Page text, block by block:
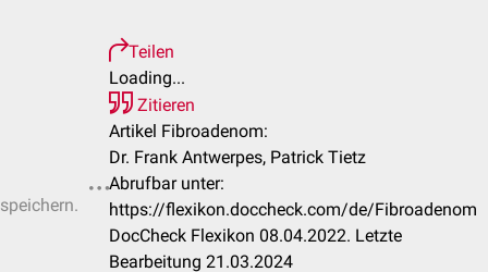
Teilen
Loading...
Zitieren
Artikel Fibroadenom:
Dr. Frank Antwerpes, Patrick Tietz
Abrufbar unter:
https://flexikon.doccheck.com/de/Fibroadenom
DocCheck Flexikon 08.04.2022. Letzte
Bearbeitung 21.03.2024